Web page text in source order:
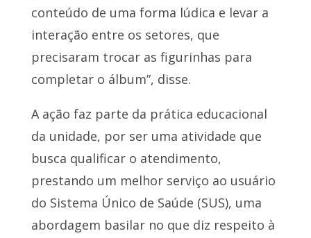
conteúdo de uma forma lúdica e levar a
interação entre os setores, que
precisaram trocar as figurinhas para
completar o álbum”, disse.
A ação faz parte da prática educacional
da unidade, por ser uma atividade que
busca qualificar o atendimento,
prestando um melhor serviço ao usuário
do Sistema Único de Saúde (SUS), uma
abordagem basilar no que diz respeito à